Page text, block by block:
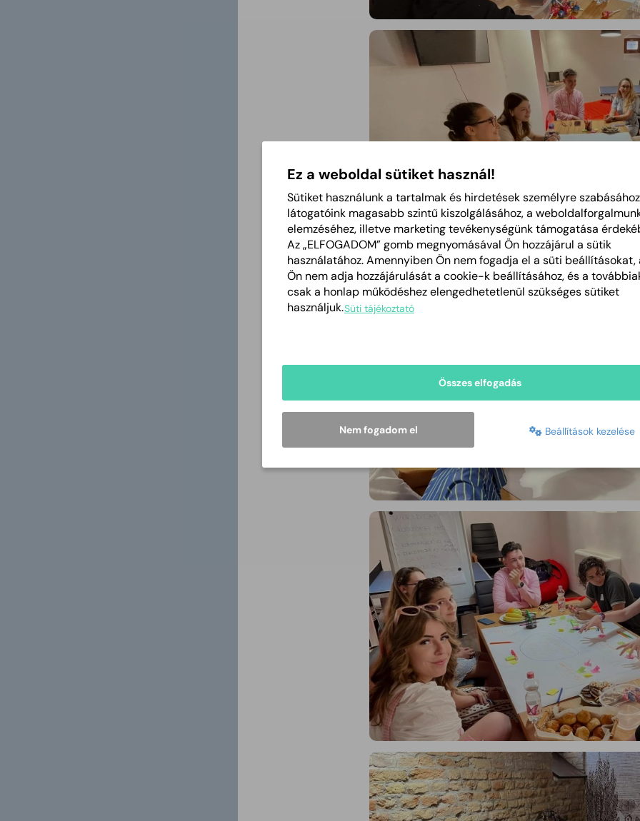
Ez a weboldal sütiket használ!
Sütiket használunk a tartalmak és hirdetések személyre
látogatóink magasabb szintű kiszolgálásához, a
elemzéséhez, illetve marketing tevékenységünk támogatása
Az „ELFOGADOM” gomb megnyomásával Ön hozzájárul a sütik
használatához. Amennyiben Ön nem fogadja el a süti beállításokat,
Ön nem adja hozzájárulását a cookie-k beállításához, és a
csak a honlap működéshez elengedhetetlenül szükséges sütiket
használjuk.Süti tájékoztató
Összes elfogadás
Nem fogadom el Beállítások kezelése